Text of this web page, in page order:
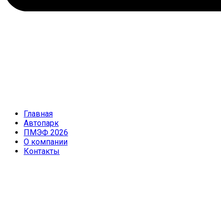
Главная
Автопарк
ПМЭФ 2026
О компании
Контакты